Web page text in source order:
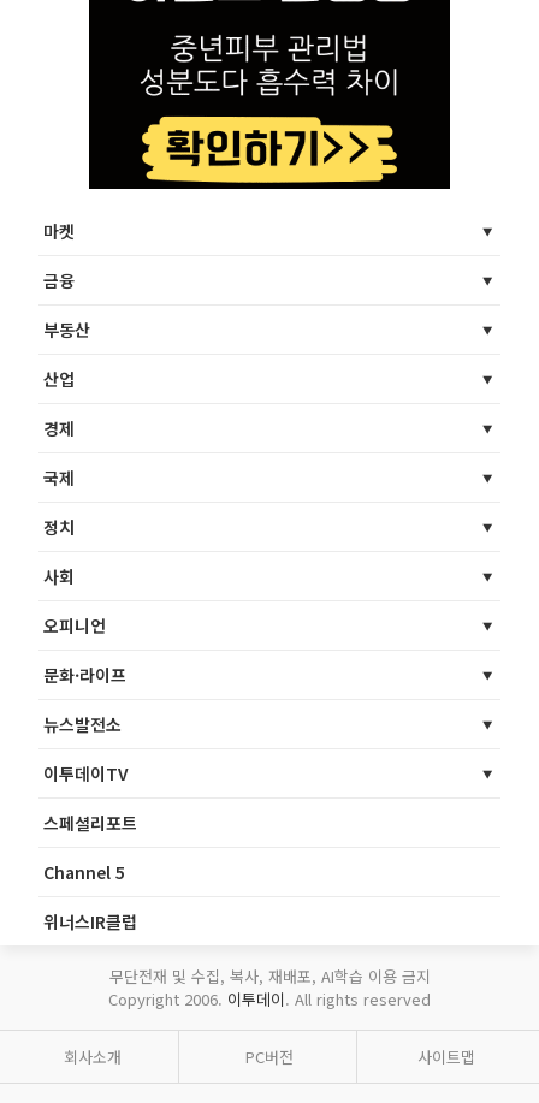
마켓
금융
부동산
산업
경제
국제
정치
사회
오피니언
문화·라이프
뉴스발전소
이투데이TV
스페셜리포트
Channel 5
위너스IR클럽
무단전재 및 수집, 복사, 재배포, AI학습 이용 금지
Copyright 2006. 이투데이. All rights reserved
회사소개 PC버전 사이트맵